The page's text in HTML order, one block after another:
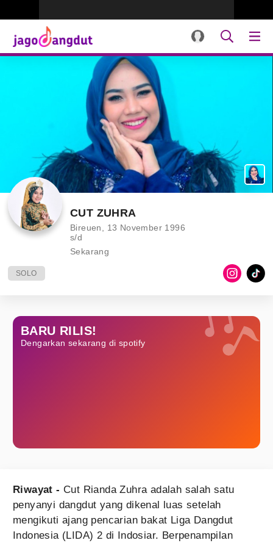
CUT ZUHRA
Bireuen, 13 November 1996
s/d
Sekarang
SOLO
BARU RILIS!
Dengarkan sekarang di spotify
Riwayat - Cut Rianda Zuhra adalah salah satu
penyanyi dangdut yang dikenal luas setelah
mengikuti ajang pencarian bakat Liga Dangdut
Indonesia (LIDA) 2 di Indosiar. Berpenampilan